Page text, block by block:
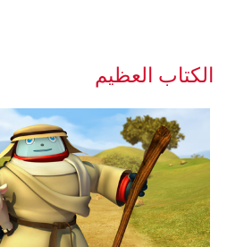
الكتاب العظيم